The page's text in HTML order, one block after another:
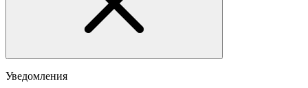
Уведомления